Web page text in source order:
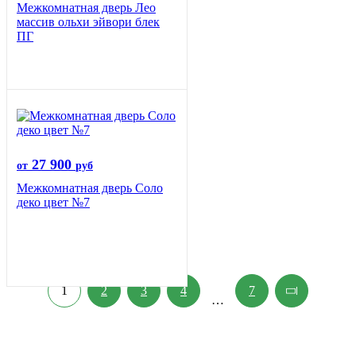
Межкомнатная дверь Лео
массив ольхи эйвори блек
ПГ
от 27 900 руб
Межкомнатная дверь Соло
деко цвет №7
1 2 3 4
…
7